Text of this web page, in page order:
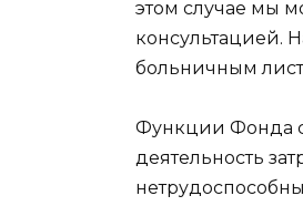
этом случае мы
консультацией.
больничным
Функции Фонда
деятельность